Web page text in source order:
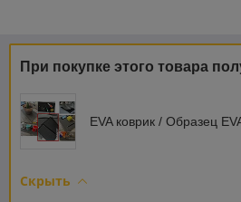
При покупке этого товара
EVA коврик / Образец
Скрыть